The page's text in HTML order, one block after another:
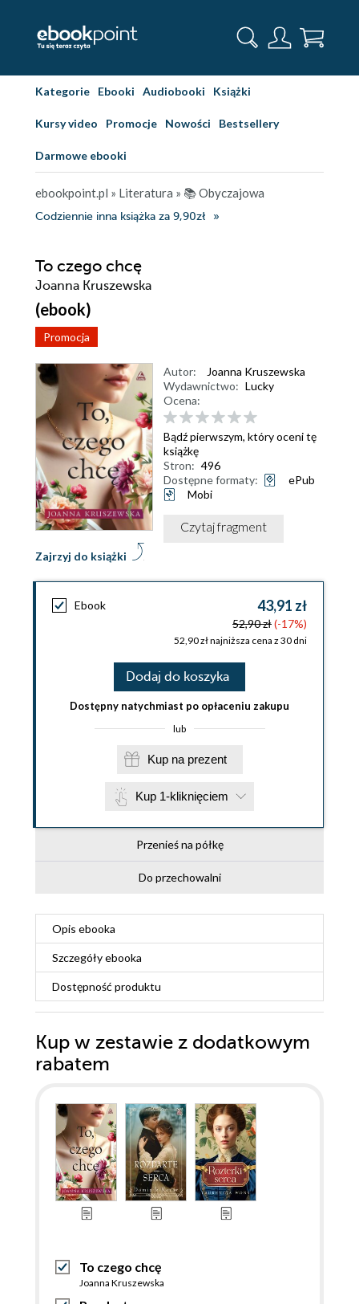
Kategorie Ebooki Audiobooki Książki
Kursy video Promocje Nowości Bestsellery
Darmowe ebooki
ebookpoint.pl » Literatura » 📚 Obyczajowa
Codziennie inna książka za 9,90zł
To czego chcę
Joanna Kruszewska
(ebook)
Promocja
Zajrzyj do książki
Autor:
Joanna Kruszewska
Wydawnictwo: Lucky
Ocena:
Bądź pierwszym, który oceni tę
książkę
Stron: 496
Dostępne formaty:
ePub
Mobi
Czytaj fragment
Ebook 43,91 zł
52,90 zł(-17%)
52,90 zł najniższa cena z 30 dni
Dodaj do koszyka
Dostępny natychmiast po opłaceniu zakupu
lub
Kup na prezent
Kup 1-kliknięciem
Przenieś na półkę
Do przechowalni
Opis ebooka
Szczegółyebooka
Dostępność produktu
Kup w zestawie z dodatkowym
rabatem
To czego chcę
Joanna Kruszewska